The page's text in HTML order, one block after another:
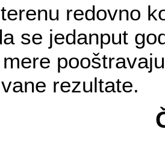
redovno
se jedanput
rezultate.